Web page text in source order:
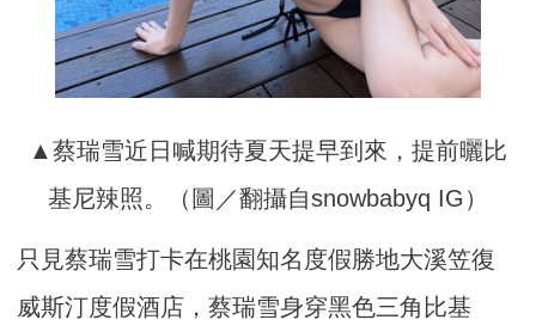
▲蔡瑞雪近日喊期待夏天提早到來，提前曬比
基尼辣照。（圖／翻攝自snowbabyq IG）
只見蔡瑞雪打卡在桃園知名度假勝地大溪笠復
威斯汀度假酒店，蔡瑞雪身穿黑色三角比基